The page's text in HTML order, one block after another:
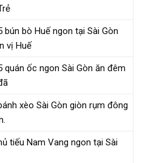
bún bò Huế ngon tại Sài Gòn
vị Huế
quán ốc ngon Sài Gòn ăn đêm
xèo Sài Gòn giòn rụm đông
tiếu Nam Vang ngon tại Sài